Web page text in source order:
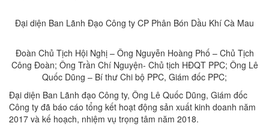
Đại diện Ban Lãnh Đạo Công ty CP Phân Bón Dầu Khí Cà Mau
Đoàn Chủ Tịch Hội Nghị – Ông Nguyễn Hoàng Phố – Chủ Tịch
Công Đoàn; Ông Trần Chí Nguyện- Chủ tịch HĐQT PPC; Ông Lê
Quốc Dũng – Bí thư Chi bộ PPC, Giám đốc PPC;
Đại diện Ban Lãnh đạo Công ty, Ông Lê Quốc Dũng, Giám đốc
Công ty đã báo cáo tổng kết hoạt động sản xuất kinh doanh năm
2017 và kế hoạch, nhiệm vụ trọng tâm năm 2018.